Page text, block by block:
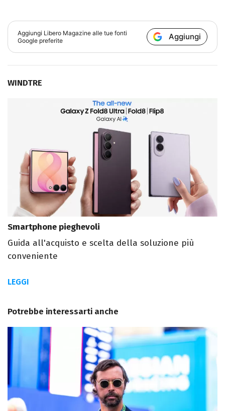
Aggiungi Libero Magazine alle tue fonti
Google preferite
Aggiungi
WINDTRE
Smartphone pieghevoli
Guida all'acquisto e scelta della soluzione più
conveniente
LEGGI
Potrebbe interessarti anche